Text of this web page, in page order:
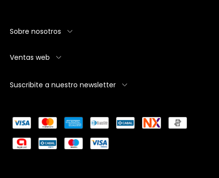
Sobre nosotros
Ventas web
Suscribite a nuestro newsletter